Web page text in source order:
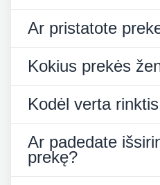
Ar pristatote
Kokius prekės
Kodėl verta
Ar padedate
prekę?